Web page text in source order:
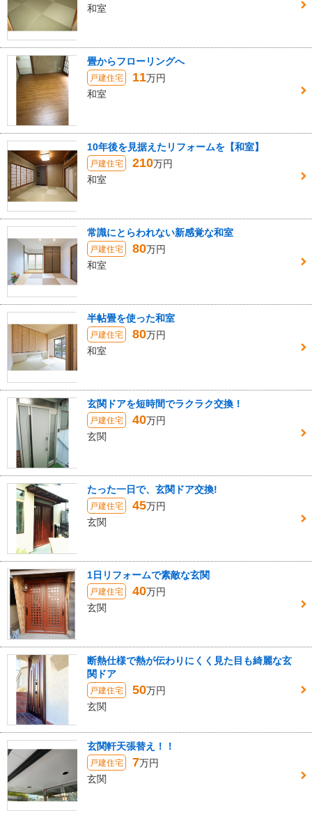
和室
畳からフローリングへ
戸建住宅 11万円
和室
10年後を見据えたリフォームを【和室】
戸建住宅 210万円
和室
常識にとらわれない新感覚な和室
戸建住宅 80万円
和室
半帖畳を使った和室
戸建住宅 80万円
和室
玄関ドアを短時間でラクラク交換！
戸建住宅 40万円
玄関
たった一日で、玄関ドア交換!
戸建住宅 45万円
玄関
1日リフォームで素敵な玄関
戸建住宅 40万円
玄関
断熱仕様で熱が伝わりにくく見た目も綺麗な玄
関ドア
戸建住宅 50万円
玄関
玄関軒天張替え！！
戸建住宅 7万円
玄関